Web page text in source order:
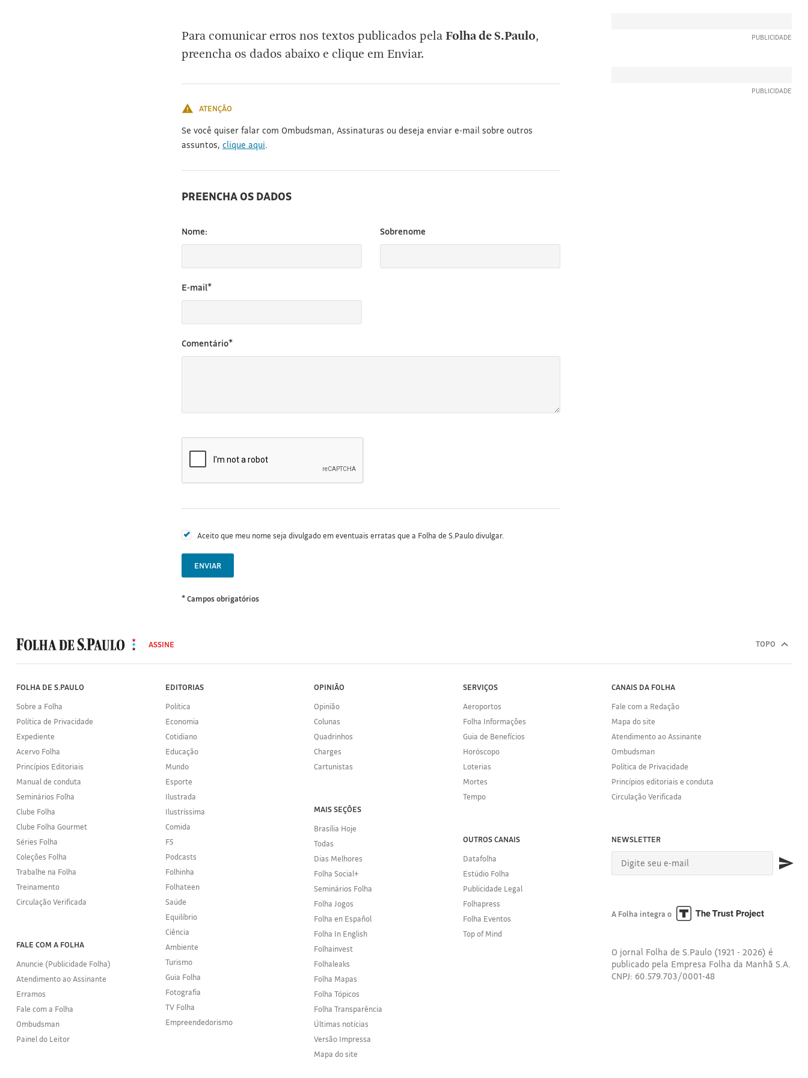
Para comunicar erros nos textos publicados pelaFolha de S.Paulo,
preencha os dados abaixo e clique em Enviar.
ATENÇÃO
Se você quiser falar com Ombudsman, Assinaturas ou deseja enviar e-mail sobre outros
assuntos, clique aqui.
PREENCHA OS DADOS
Nome: Sobrenome
E-mail*
Comentário*
Aceito que meu nome seja divulgado em eventuais erratas que a Folha de S.Paulo divulgar.
ENVIAR
* Campos obrigatórios
Folha
de
S.Paulo
ASSINE TOPO
FOLHA DE S.PAULO
Sobre a Folha
Política de Privacidade
Expediente
Acervo Folha
Princípios Editoriais
Manual de conduta
Seminários Folha
Clube Folha
Clube Folha Gourmet
Séries Folha
Coleções Folha
Trabalhe na Folha
Treinamento
Circulação Verificada
FALE COM A FOLHA
Anuncie (Publicidade Folha)
Atendimento ao Assinante
Erramos
Fale com a Folha
Ombudsman
Painel do Leitor
EDITORIAS
Política
Economia
Cotidiano
Educação
Mundo
Esporte
Ilustrada
Ilustríssima
Comida
F5
Podcasts
Folhinha
Folhateen
Saúde
Equilíbrio
Ciência
Ambiente
Turismo
Guia Folha
Fotografia
TV Folha
Empreendedorismo
OPINIÃO
Opinião
Colunas
Quadrinhos
Charges
Cartunistas
MAIS SEÇÕES
Brasília Hoje
Todas
Dias Melhores
Folha Social+
Seminários Folha
Folha Jogos
Folha en Español
Folha In English
Folhainvest
Folhaleaks
Folha Mapas
Folha Tópicos
Folha Transparência
Últimas notícias
Versão Impressa
Mapa do site
SERVIÇOS
Aeroportos
Folha Informações
Guia de Benefícios
Horóscopo
Loterias
Mortes
Tempo
OUTROS CANAIS
Datafolha
Estúdio Folha
Publicidade Legal
Folhapress
Folha Eventos
Top of Mind
CANAIS DA FOLHA
Fale com a Redação
Mapa do site
Atendimento ao Assinante
Ombudsman
Política de Privacidade
Princípios editoriais e conduta
Circulação Verificada
NEWSLETTER
A Folha integra o
O jornal Folha de S.Paulo (1921 - 2026) é
publicado pela Empresa Folha da Manhã S.A.
CNPJ: 60.579.703/0001-48